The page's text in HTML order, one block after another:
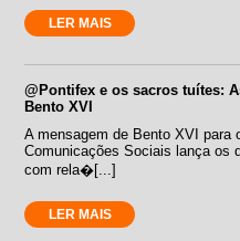
LER MAIS
@Pontifex e os sacros tuítes:
Bento XVI
A mensagem de Bento XVI para
Comunicações Sociais lança os
com rela�[...]
LER MAIS